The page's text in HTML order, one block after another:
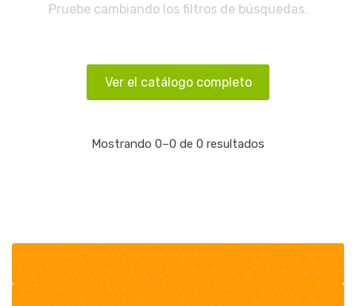
Pruebe cambiando los filtros de búsquedas.
Ver el catálogo completo
Mostrando 0–0 de 0 resultados